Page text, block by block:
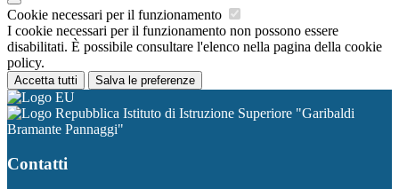
Cookie necessari per il funzionamento
I cookie necessari per il funzionamento non possono essere
disabilitati. È possibile consultare l'elenco nella pagina della cookie
policy.
Accetta tutti Salva le preferenze
Istituto di Istruzione Superiore "Garibaldi
Bramante Pannaggi"
Contatti